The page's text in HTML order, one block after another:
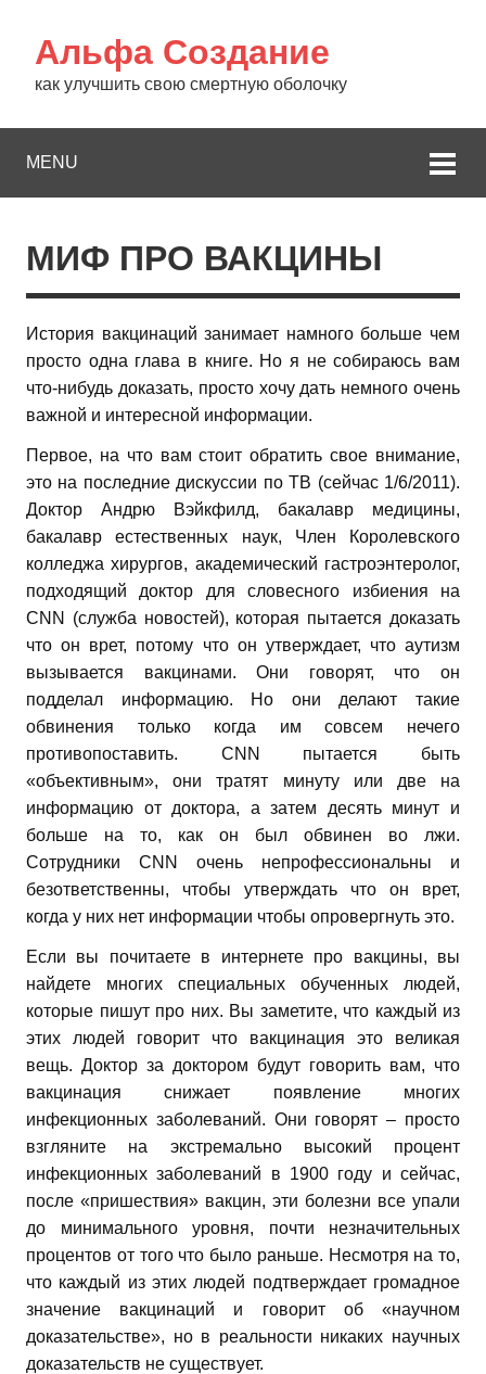
Альфа Создание
как улучшить свою смертную оболочку
MENU
МИФ ПРО ВАКЦИНЫ
История вакцинаций занимает намного больше чем
просто одна глава в книге. Но я не собираюсь вам
что-нибудь доказать, просто хочу дать немного очень
важной и интересной информации.
Первое, на что вам стоит обратить свое внимание,
это на последние дискуссии по ТВ (сейчас 1/6/2011).
Доктор Андрю Вэйкфилд, бакалавр медицины,
бакалавр естественных наук, Член Королевского
колледжа хирургов, академический гастроэнтеролог,
подходящий доктор для словесного избиения на
CNN (служба новостей), которая пытается доказать
что он врет, потому что он утверждает, что аутизм
вызывается вакцинами. Они говорят, что он
подделал информацию. Но они делают такие
обвинения только когда им совсем нечего
противопоставить. CNN пытается быть
«объективным», они тратят минуту или две на
информацию от доктора, а затем десять минут и
больше на то, как он был обвинен во лжи.
Сотрудники CNN очень непрофессиональны и
безответственны, чтобы утверждать что он врет,
когда у них нет информации чтобы опровергнуть это.
Если вы почитаете в интернете про вакцины, вы
найдете многих специальных обученных людей,
которые пишут про них. Вы заметите, что каждый из
этих людей говорит что вакцинация это великая
вещь. Доктор за доктором будут говорить вам, что
вакцинация снижает появление многих
инфекционных заболеваний. Они говорят – просто
взгляните на экстремально высокий процент
инфекционных заболеваний в 1900 году и сейчас,
после «пришествия» вакцин, эти болезни все упали
до минимального уровня, почти незначительных
процентов от того что было раньше. Несмотря на то,
что каждый из этих людей подтверждает громадное
значение вакцинаций и говорит об «научном
доказательстве», но в реальности никаких научных
доказательств не существует.